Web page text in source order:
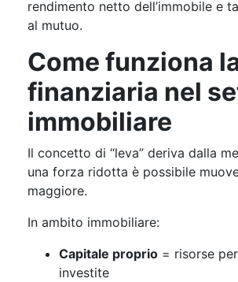
rendimento netto dell’immobile e
al mutuo.
Come funziona
finanziaria nel
immobiliare
Il concetto di “leva” deriva dalla
una forza ridotta è possibile
maggiore.
In ambito immobiliare:
Capitale proprio = risorse
investite